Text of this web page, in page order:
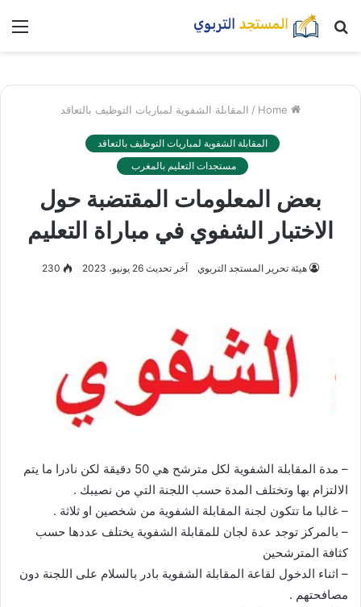
بحث
/ المقابلة الشفوية لمباريات التوظيف بالتعاقد
المقابلة الشفوية لمباريات التوظيف بالتعاقد
مستجدات التعليم بالمغرب
بعض المعلومات المقتضبة حول
الاختبار الشفوي في مباراة التعليم
هيئة تحرير المستجد التربوي آخر تحديث 26 يونيو، 2023 230
– مدة المقابلة الشفوية لكل مترشح هي 50 دقيقة لكن نادرا ما يتم
الالتزام بها وتختلف المدة حسب اللجنة التي من نصيبك .
– غالبا ما تتكون لجنة المقابلة الشفوية من شخصين او ثلاثة .
– بالمركز توجد عدة لجان للمقابلة الشفوية يختلف عددها حسب
كثافة المترشحين
– اثناء الدخول لقاعة المقابلة الشفوية بادر بالسلام على اللجنة دون
مصافحتهم .